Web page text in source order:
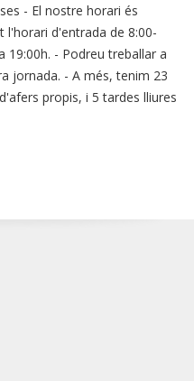
- El nostre horari és
l'horari d'entrada de 8:00-
19:00h. - Podreu treballar a
jornada. - A més, tenim 23
propis, i 5 tardes lliures